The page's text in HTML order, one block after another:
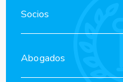
Socios
Abogados